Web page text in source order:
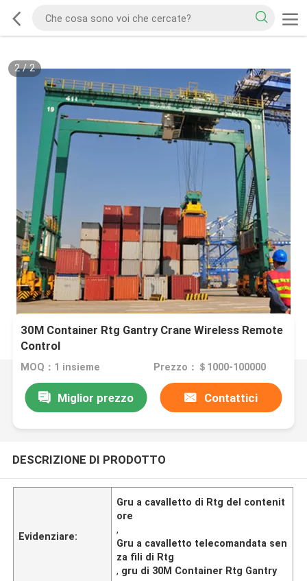
2/2
30M Container Rtg Gantry Crane Wireless Remote
Control
MOQ：1 insieme Prezzo：＄1000-100000
Miglior prezzo Contattici
DESCRIZIONE DI PRODOTTO
Evidenziare:
Gru a cavalletto di Rtg del contenit
ore
,
Gru a cavalletto telecomandata sen
za fili di Rtg
, gru di 30M Container Rtg Gantry